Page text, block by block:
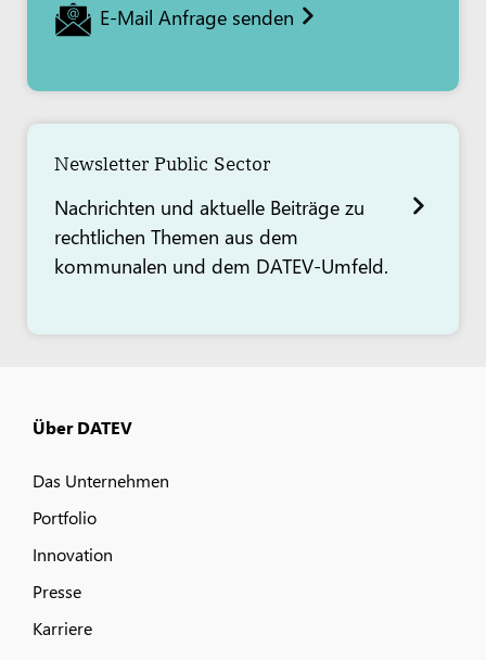
E-Mail Anfrage senden
Newsletter Public Sector
Nachrichten und aktuelle Beiträge zu
rechtlichen Themen aus dem
kommunalen und dem DATEV-Umfeld.
Über DATEV
Das Unternehmen
Portfolio
Innovation
Presse
Karriere